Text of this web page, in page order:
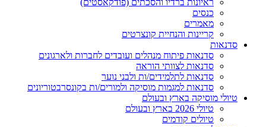
ראיונות ברדיו והסכתים (פודקאסטים)
כנסים
מאמרים
קריינות והנחיית קונצרטים
סדנאות
סדנאות פיתוח מנהלים ועובדים לחברות ולארגונים
סדנאות לצוותי הוראה
סדנאות לתלמידים/ות ולבני נוער
סדנאות למגמות מוסיקה ולמורים/ות בקונסרבטוריונים
טיולי מוסיקה בארץ ובעולם
טיולי 2026 בארץ ובעולם
טיולים קודמים